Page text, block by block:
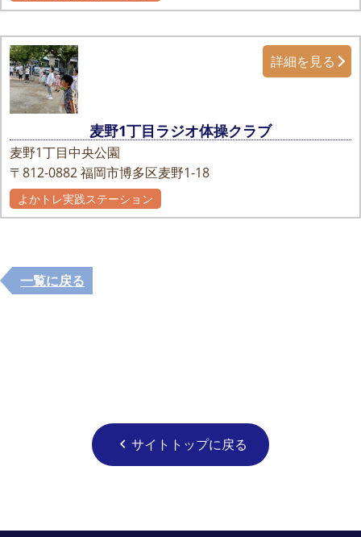
麦野1丁目ラジオ体操クラブ
麦野1丁目中央公園
〒812-0882福岡市博多区麦野1-18
詳細を見る
よかトレ実践ステーション
一覧に戻る
chevron_left サイトトップに戻る